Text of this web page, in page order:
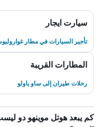
سيارت ايجار
تأجير السيارات في مطار
المطارات القريبة
رحلات طيران إلى ساو باولو
كم يبعد هوتل موينهو دو